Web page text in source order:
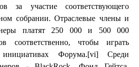
за участие соответствующего
собрании. Отраслевые члены и
платят 250 000 и 500 000
соответственно, чтобы играть
Форума.[vi] Среди